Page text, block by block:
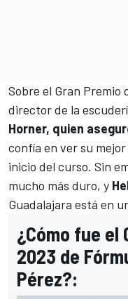
Sobre el Gran Premio
director de la
Horner, quien
confía en ver su
inicio del curso. Sin
mucho más duro, y
Guadalajara está en
¿Cómo fue el
2023 de
Pérez?: